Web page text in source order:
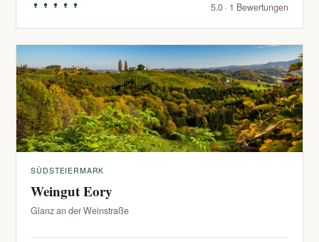
5.0 · 1 Bewertungen
SÜDSTEIERMARK
Weingut Eory
Glanz an der Weinstraße